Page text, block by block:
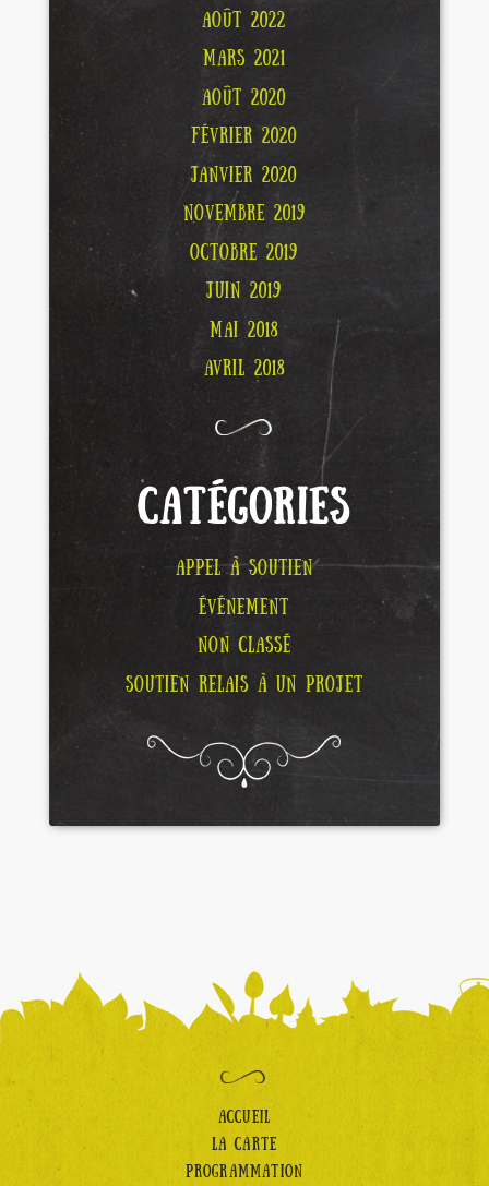
AOÛT 2022
MARS 2021
AOÛT 2020
FÉVRIER 2020
JANVIER 2020
NOVEMBRE 2019
OCTOBRE 2019
JUIN 2019
MAI 2018
AVRIL 2018
CATÉGORIES
APPEL À SOUTIEN
ÉVÉNEMENT
NON CLASSÉ
SOUTIEN RELAIS À UN PROJET
ACCUEIL
LA CARTE
PROGRAMMATION